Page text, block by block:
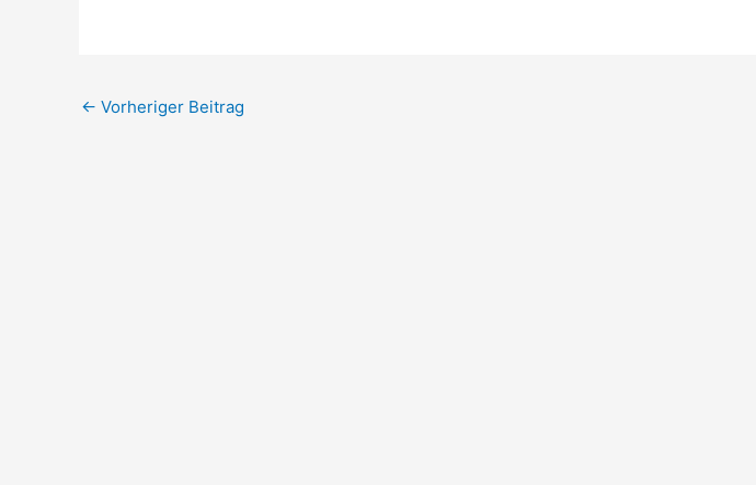
← Vorheriger Beitrag